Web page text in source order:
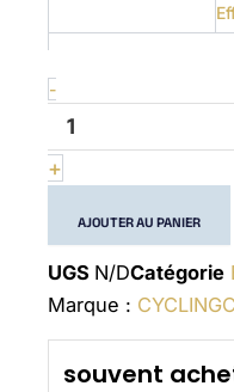
-
Sram
-
(28.99mm)
Bottom
Bracket
+
AJOUTER AU PANIER
UGS N/DCatégorie
Marque :
souvent